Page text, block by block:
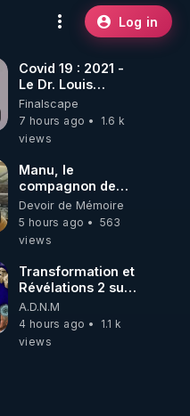
Log in
Covid 19 : 2021 -
Le Dr. Louis
Fouché renverse
le plateau de
CNews !
Finalscape
7 hours ago
1.6 k
views
Manu, le
compagnon de
Kyria, raconte sa
garde à vue
musclée.
Devoir de Mémoire
5 hours ago
563
views
Transformation et
Révélations 2 sur
2 - live du
07/08/26
A.D.N.M
4 hours ago
1.1 k
views